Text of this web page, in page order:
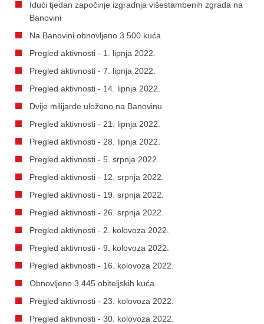
Idući tjedan započinje izgradnja višestambenih zgrada na
Banovini
Na Banovini obnovljeno 3.500 kuća
Pregled aktivnosti - 1. lipnja 2022.
Pregled aktivnosti - 7. lipnja 2022.
Pregled aktivnosti - 14. lipnja 2022.
Dvije milijarde uloženo na Banovinu
Pregled aktivnosti - 21. lipnja 2022.
Pregled aktivnosti - 28. lipnja 2022.
Pregled aktivnosti - 5. srpnja 2022.
Pregled aktivnosti - 12. srpnja 2022.
Pregled aktivnosti - 19. srpnja 2022.
Pregled aktivnosti - 26. srpnja 2022.
Pregled aktivnosti - 2. kolovoza 2022.
Pregled aktivnosti - 9. kolovoza 2022.
Pregled aktivnosti - 16. kolovoza 2022.
Obnovljeno 3.445 obiteljskih kuća
Pregled aktivnosti - 23. kolovoza 2022.
Pregled aktivnosti - 30. kolovoza 2022.